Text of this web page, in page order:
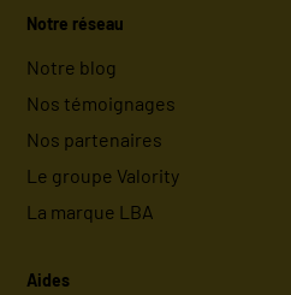
Notre réseau
Notre blog
Nos témoignages
Nos partenaires
Le groupe Valority
La marque LBA
Aides